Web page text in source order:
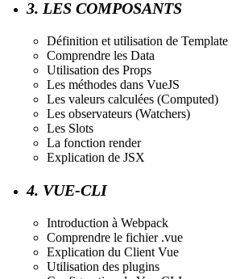
3. LES COMPOSANTS
Définition et utilisation de Template
Comprendre les Data
Utilisation des Props
Les méthodes dans VueJS
Les valeurs calculées (Computed)
Les observateurs (Watchers)
Les Slots
La fonction render
Explication de JSX
4. VUE-CLI
Introduction à Webpack
Comprendre le fichier .vue
Explication du Client Vue
Utilisation des plugins